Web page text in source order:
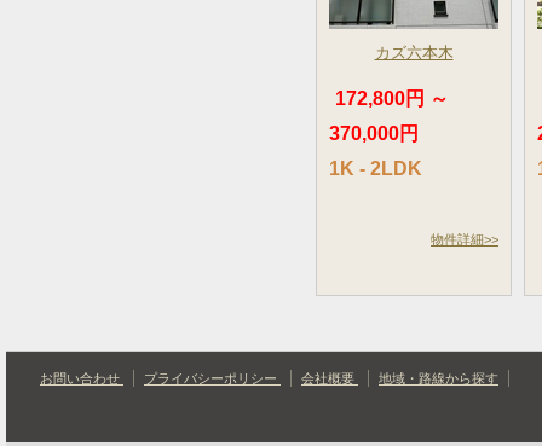
カズ六本木
172,800円 ～
370,000円
1K - 2LDK
物件詳細>>
お問い合わせ プライバシーポリシー 会社概要 地域・路線から探す